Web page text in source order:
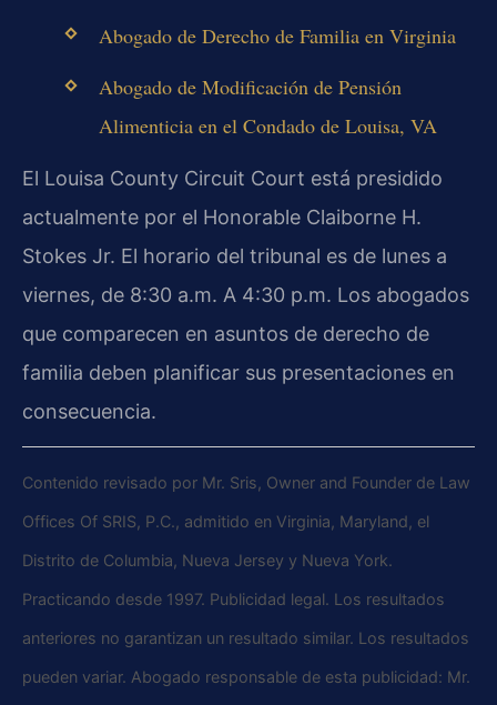
Abogado de Derecho de Familia en Virginia
Abogado de Modificación de Pensión
Alimenticia en el Condado de Louisa, VA
El Louisa County Circuit Court está presidido
actualmente por el Honorable Claiborne H.
Stokes Jr. El horario del tribunal es de lunes a
viernes, de 8:30 a.m. A 4:30 p.m. Los abogados
que comparecen en asuntos de derecho de
familia deben planificar sus presentaciones en
consecuencia.
Contenido revisado por Mr. Sris, Owner and Founder de Law
Offices Of SRIS, P.C., admitido en Virginia, Maryland, el
Distrito de Columbia, Nueva Jersey y Nueva York.
Practicando desde 1997. Publicidad legal. Los resultados
anteriores no garantizan un resultado similar. Los resultados
pueden variar. Abogado responsable de esta publicidad: Mr.